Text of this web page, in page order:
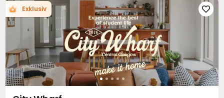
 Automatisierter Verkaufsautomat
Selbststudienraum Lounge für Bewohner
Tischtennisplatte
Exklusiv 